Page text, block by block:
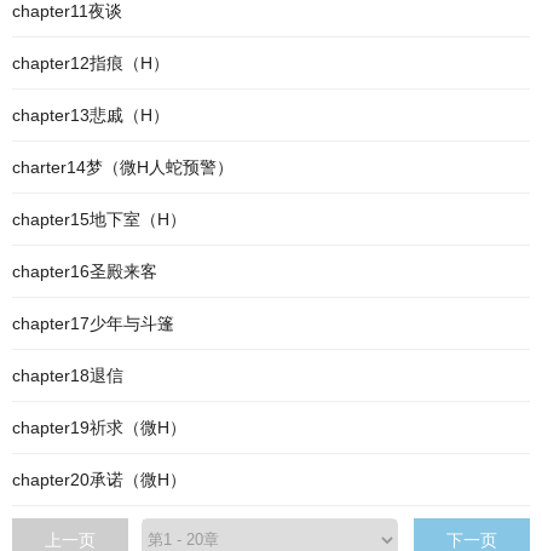
chapter11夜谈
chapter12指痕（H）
chapter13悲戚（H）
charter14梦（微H人蛇预警）
chapter15地下室（H）
chapter16圣殿来客
chapter17少年与斗篷
chapter18退信
chapter19祈求（微H）
chapter20承诺（微H）
上一页 下一页